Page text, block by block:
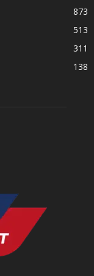
873
513
311
138